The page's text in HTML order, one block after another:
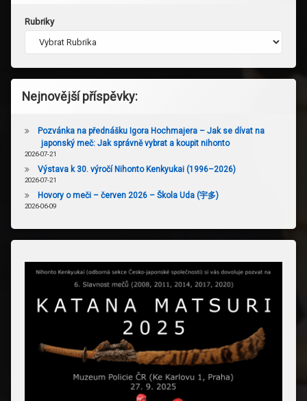
Rubriky
Nejnovější příspěvky:
Pozvánka na přednášku Igora Hochmajera – Jak se dívat na
japonský meč: Jak správně vybrat a koupit nihonto
2026-07-21
Výstava k 30. výročí Nihonto Kenkyukai (1996–2026)
2026-07-21
Hovory o meči – červen 2026 – Škola Uda (宇多)
2026-06-09